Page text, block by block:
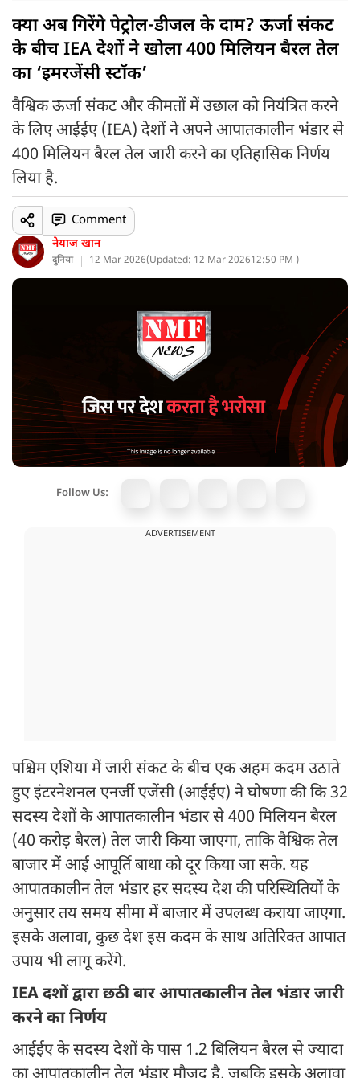
क्या अब गिरेंगे पेट्रोल-डीजल के दाम? ऊर्जा संकट
के बीच IEA देशों ने खोला 400 मिलियन बैरल तेल
का ‘इमरजेंसी स्टॉक’
वैश्विक ऊर्जा संकट और कीमतों में उछाल को नियंत्रित करने
के लिए आईईए (IEA) देशों ने अपने आपातकालीन भंडार से
400 मिलियन बैरल तेल जारी करने का एतिहासिक निर्णय
लिया है.
नेयाज खान
दुनिया 12 Mar 2026(Updated: 12 Mar 202612:50 PM )
Comment
Follow Us:
ADVERTISEMENT
पश्चिम एशिया में जारी संकट के बीच एक अहम कदम उठाते
हुए इंटरनेशनल एनर्जी एजेंसी (आईईए) ने घोषणा की कि 32
सदस्य देशों के आपातकालीन भंडार से 400 मिलियन बैरल
(40 करोड़ बैरल) तेल जारी किया जाएगा, ताकि वैश्विक तेल
बाजार में आई आपूर्ति बाधा को दूर किया जा सके. यह
आपातकालीन तेल भंडार हर सदस्य देश की परिस्थितियों के
अनुसार तय समय सीमा में बाजार में उपलब्ध कराया जाएगा.
इसके अलावा, कुछ देश इस कदम के साथ अतिरिक्त आपात
उपाय भी लागू करेंगे.
IEA दशों द्वारा छठी बार आपातकालीन तेल भंडार जारी
करने का निर्णय
आईईए के सदस्य देशों के पास 1.2 बिलियन बैरल से ज्यादा